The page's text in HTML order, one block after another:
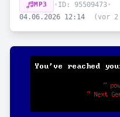
MP3 • ID: 95509473•
04.06.2026 12:14
(vor 2